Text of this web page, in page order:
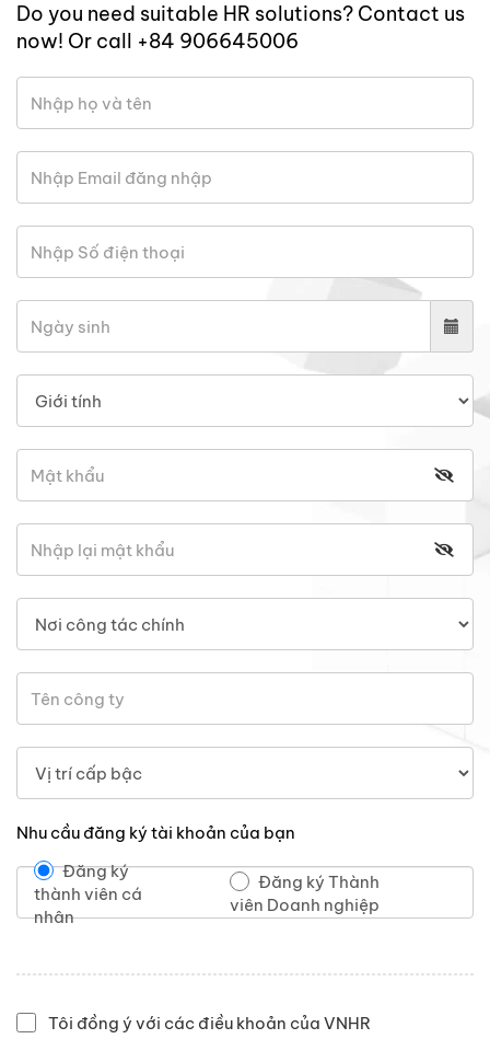
Do you need suitable HR solutions? Contact us
now! Or call +84 906645006
Nhu cầu đăng ký tài khoản của bạn
Đăng ký
thành viên cá
nhân
Đăng ký Thành
viên Doanh nghiệp
Tôi đồng ý với các điều khoản của VNHR